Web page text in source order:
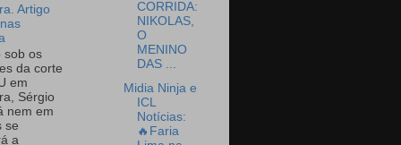
Artigo
sob os
da corte
em
Sérgio
nem em
se
a
CORRIDA:
NIKOLAS,
O
MENINO
DAS ...
Midia Ninja e
ICL
Notícias:
🔥Faria